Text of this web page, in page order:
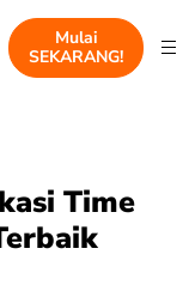
Mulai
SEKARANG!
Time